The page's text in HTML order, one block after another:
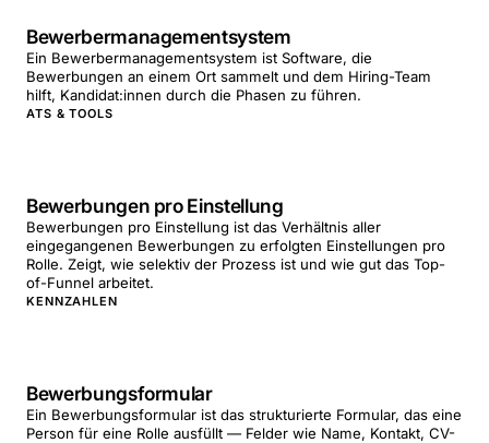
Bewerbermanagementsystem
Ein Bewerbermanagementsystem ist Software, die
Bewerbungen an einem Ort sammelt und dem Hiring-Team
hilft, Kandidat:innen durch die Phasen zu führen.
ATS & TOOLS
Bewerbungen pro Einstellung
Bewerbungen pro Einstellung ist das Verhältnis aller
eingegangenen Bewerbungen zu erfolgten Einstellungen pro
Rolle. Zeigt, wie selektiv der Prozess ist und wie gut das Top-
of-Funnel arbeitet.
KENNZAHLEN
Bewerbungsformular
Ein Bewerbungsformular ist das strukturierte Formular, das eine
Person für eine Rolle ausfüllt — Felder wie Name, Kontakt, CV-